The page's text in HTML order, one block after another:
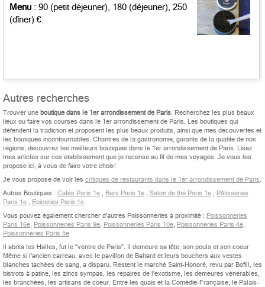
Menu : 90 (petit déjeuner), 180 (déjeuner), 250
(dîner) €.
Autres recherches
Trouver une boutique dans le 1er arrondissement de Paris. Recherchez les plus beaux
lieux ou faire vos courses dans le 1er arrondissement de Paris. Les boutiques qui
défendent la tradiction et proposent les plus beaux produits, ainsi que mes découvertes et
les boutiques incontournables. Chantres de la gastronomie, garants de la qualité de nos
régions, découvrez les meilleurs boutiques dans le 1er arrondissement de Paris. Lisez
mes articles sur ces établissement que je recense au fil de mes voyages. Je vous les
propose ici, à vous de faire votre choix!
Je vous propose de voir les critiques de restaurants dans le 1er arrondissement de Paris.
Autres Boutiques : Cafés Paris 1e , Bars Paris 1e , Salon de thé Paris 1e , Pâtisseries
Paris 1e , Epiceries Paris 1e
Vous pouvez également chercher d'autres Poissonneries à proximité : Poissonneries
Paris 16e, Poissonneries Paris 9e, Poissonneries Paris 10e, Poissonneries Paris 4e,
Poissonneries Paris 5e
Il abrita les Halles, fut le "ventre de Paris". Il demeure sa tête, son pouls et son coeur.
Même si l'ancien carreau, avec le pavillon de Baltard et leurs bouchers aux vestes
blanches tachées de sang, a disparu. Restent le marché Saint-Honoré, revu par Bofill, les
bistrots à patine, les zincs sympas, les repaires de l'exotisme, les demeures vénérables,
les branchées, les artisans de coeur. Entre les quais et la Comédie-Française, le Palais-